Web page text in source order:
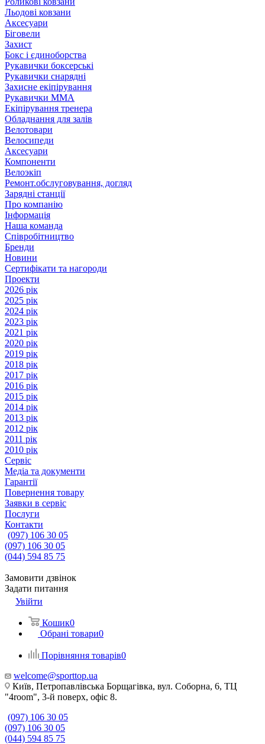
Льодові ковзани
Аксесуари
Біговели
Захист
Бокс і єдиноборства
Рукавички боксерські
Рукавички снарядні
Захисне екіпірування
Рукавички ММА
Екіпірування тренера
Обладнання для залів
Велотовари
Велосипеди
Аксесуари
Компоненти
Велоэкіп
Ремонт.обслуговування, догляд
Зарядні станції
Про компанію
Інформація
Наша команда
Співробітництво
Бренди
Новини
Сертифікати та нагороди
Проекти
2026 рік
2025 рік
2024 рік
2023 рік
2021 рік
2020 рік
2019 рік
2018 рік
2017 рік
2016 рік
2015 рік
2014 рік
2013 рік
2012 рік
2011 рік
2010 рік
Сервіс
Медіа та документи
Гарантії
Повернення товару
Заявки в сервіс
Послуги
Контакти
(097) 106 30 05
(097) 106 30 05
(044) 594 85 75
Замовити дзвінок
Задати питання
Увійти
Кошик0
Обрані товари0
Порівняння товарів0
welcome@sporttop.ua
Київ, Петропавлівська Борщагівка, вул. Соборна, 6, ТЦ
"4room", 3-й поверх, офіс 8.
(097) 106 30 05
(097) 106 30 05
(044) 594 85 75